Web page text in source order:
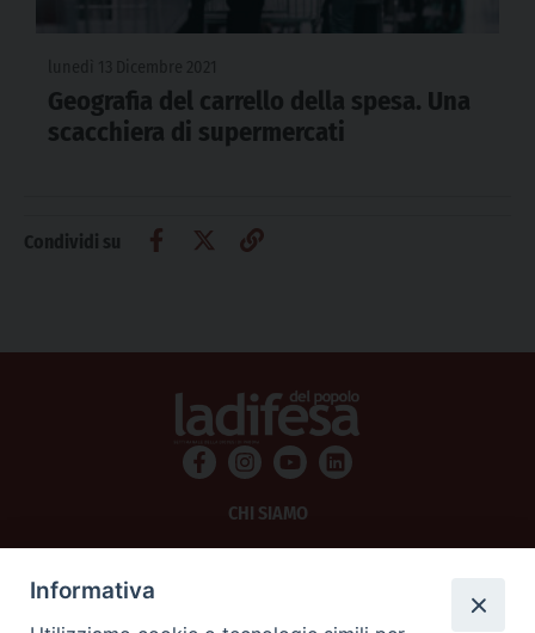
Geografia del carrello della spesa. Una
scacchiera di supermercati
Condividi su
CHI SIAMO
Informativa